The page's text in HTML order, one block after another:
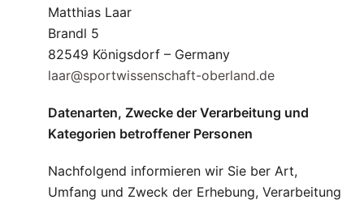
Matthias Laar
Brandl 5
82549 Königsdorf – Germany
laar@sportwissenschaft-oberland.de
Datenarten, Zwecke der Verarbeitung und
Kategorien betroffener Personen
Nachfolgend informieren wir Sie ber Art,
Umfang und Zweck der Erhebung, Verarbeitung